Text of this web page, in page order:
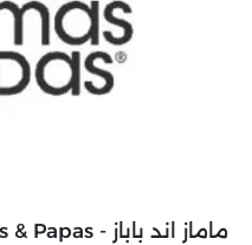
ماماز اند باباز - Mamas & Papas